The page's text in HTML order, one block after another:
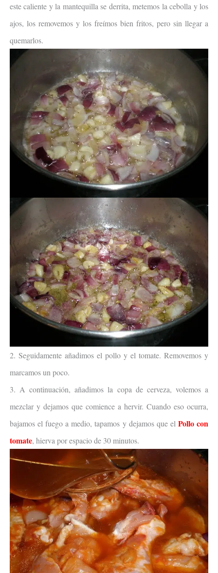
este caliente y la mantequilla se derrita, metemos la cebolla y los
ajos, los removemos y los freímos bien fritos, pero sin llegar a
quemarlos.
2. Seguidamente añadimos el pollo y el tomate. Removemos y
marcamos un poco.
3. A continuación, añadimos la copa de cerveza, volemos a
mezclar y dejamos que comience a hervir. Cuando eso ocurra,
bajamos el fuego a medio, tapamos y dejamos que el Pollo con
tomate, hierva por espacio de 30 minutos.